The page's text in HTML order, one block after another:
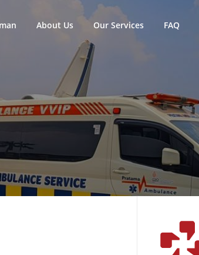
About Us Our Services FAQ